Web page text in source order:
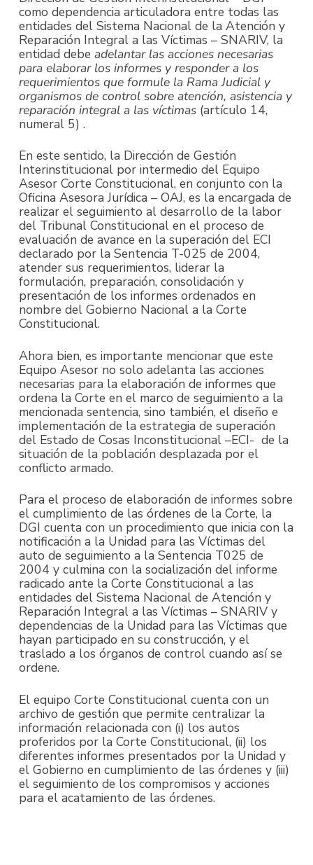
como dependencia articuladora entre todas las
entidades del Sistema Nacional de la Atención y
Reparación Integral a las Víctimas – SNARIV, la
entidad debe adelantar las acciones necesarias
para elaborar los informes y responder a los
requerimientos que formule la Rama Judicial y
organismos de control sobre atención, asistencia y
reparación integral a las víctimas (artículo 14,
numeral 5) .
En este sentido, la Dirección de Gestión
Interinstitucional por intermedio del Equipo
Asesor Corte Constitucional, en conjunto con la
Oficina Asesora Jurídica – OAJ, es la encargada de
realizar el seguimiento al desarrollo de la labor
del Tribunal Constitucional en el proceso de
evaluación de avance en la superación del ECI
declarado por la Sentencia T-025 de 2004,
atender sus requerimientos, liderar la
formulación, preparación, consolidación y
presentación de los informes ordenados en
nombre del Gobierno Nacional a la Corte
Constitucional.
Ahora bien, es importante mencionar que este
Equipo Asesor no solo adelanta las acciones
necesarias para la elaboración de informes que
ordena la Corte en el marco de seguimiento a la
mencionada sentencia, sino también, el diseño e
implementación de la estrategia de superación
del Estado de Cosas Inconstitucional –ECI- de la
situación de la población desplazada por el
conflicto armado.
Para el proceso de elaboración de informes sobre
el cumplimiento de las órdenes de la Corte, la
DGI cuenta con un procedimiento que inicia con la
notificación a la Unidad para las Víctimas del
auto de seguimiento a la Sentencia T025 de
2004 y culmina con la socialización del informe
radicado ante la Corte Constitucional a las
entidades del Sistema Nacional de Atención y
Reparación Integral a las Víctimas – SNARIV y
dependencias de la Unidad para las Víctimas que
hayan participado en su construcción, y el
traslado a los órganos de control cuando así se
ordene.
El equipo Corte Constitucional cuenta con un
archivo de gestión que permite centralizar la
información relacionada con (i) los autos
proferidos por la Corte Constitucional, (ii) los
diferentes informes presentados por la Unidad y
el Gobierno en cumplimiento de las órdenes y (iii)
el seguimiento de los compromisos y acciones
para el acatamiento de las órdenes.